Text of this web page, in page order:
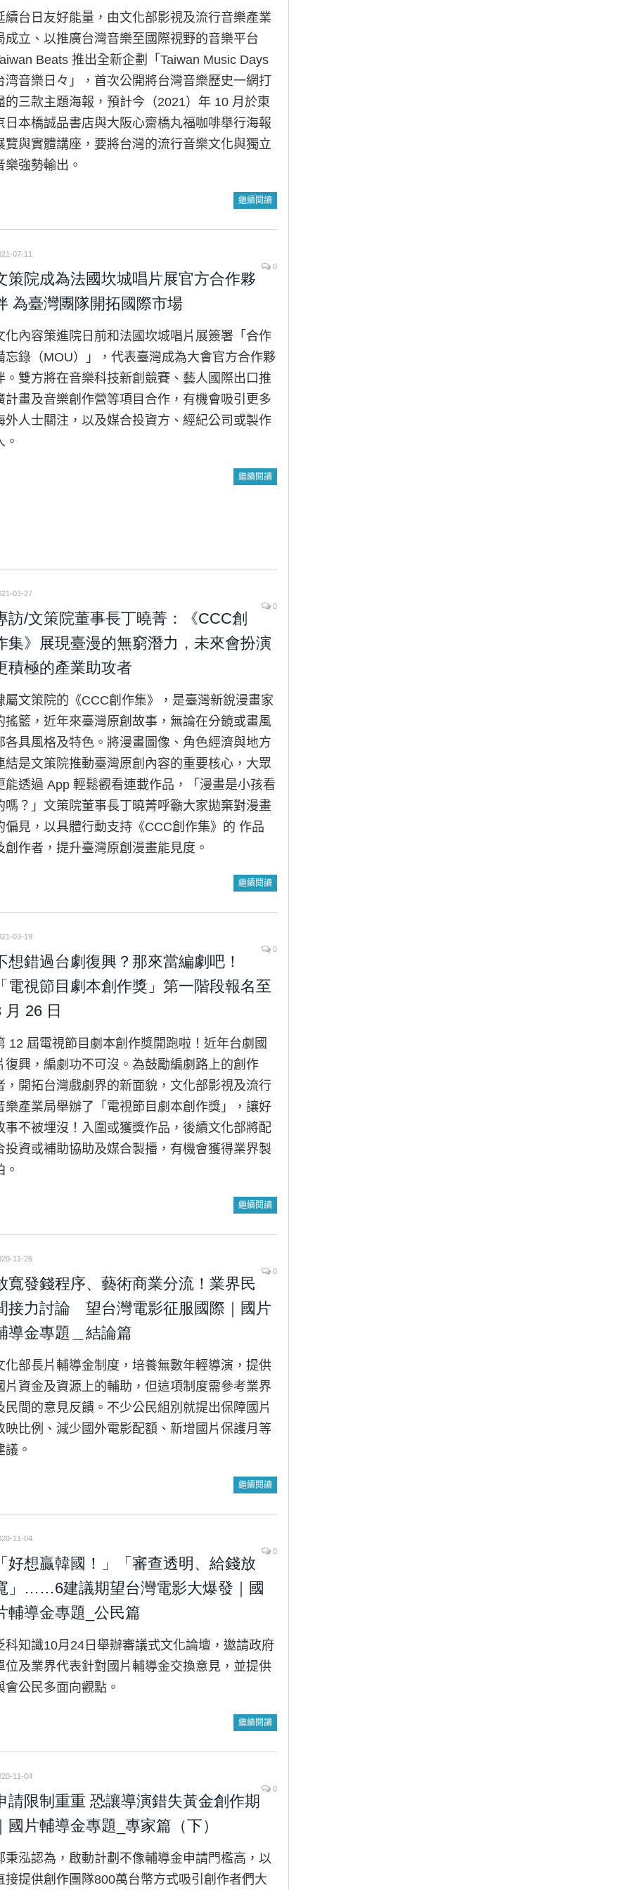
續台日友好能量，由文化部影視及流行音樂產業
成立、以推廣台灣音樂至國際視野的音樂平台
Beats 推出全新企劃「Taiwan Music Days
湾音樂日々」，首次公開將台灣音樂歷史一網打
的三款主題海報，預計今（2021）年 10 月於東
日本橋誠品書店與大阪心齋橋丸福咖啡舉行海報
覽與實體講座，要將台灣的流行音樂文化與獨立
樂強勢輸出。
繼續閱讀
07-11
0
策院成為法國坎城唱片展官方合作夥
為臺灣團隊開拓國際市場
化內容策進院日前和法國坎城唱片展簽署「合作
忘錄（MOU）」，代表臺灣成為大會官方合作夥
。雙方將在音樂科技新創競賽、藝人國際出口推
計畫及音樂創作營等項目合作，有機會吸引更多
外人士關注，以及媒合投資方、經紀公司或製作
。
繼續閱讀
03-27
0
訪/文策院董事長丁曉菁：《CCC創
集》展現臺漫的無窮潛力，未來會扮演
積極的產業助攻者
屬文策院的《CCC創作集》，是臺灣新銳漫畫家
搖籃，近年來臺灣原創故事，無論在分鏡或畫風
各具風格及特色。將漫畫圖像、角色經濟與地方
結是文策院推動臺灣原創內容的重要核心，大眾
能透過 App 輕鬆觀看連載作品，「漫畫是小孩看
嗎？」文策院董事長丁曉菁呼籲大家拋棄對漫畫
偏見，以具體行動支持《CCC創作集》的 作品
創作者，提升臺灣原創漫畫能見度。
繼續閱讀
03-19
0
想錯過台劇復興？那來當編劇吧！
電視節目劇本創作獎」第一階段報名至
月 26 日
12 屆電視節目劇本創作獎開跑啦！近年台劇國
復興，編劇功不可沒。為鼓勵編劇路上的創作
，開拓台灣戲劇界的新面貌，文化部影視及流行
樂產業局舉辦了「電視節目劇本創作獎」，讓好
事不被埋沒！入圍或獲獎作品，後續文化部將配
投資或補助協助及媒合製播，有機會獲得業界製
。
繼續閱讀
11-26
0
寬發錢程序、藝術商業分流！業界民
接力討論 望台灣電影征服國際｜國片
導金專題＿結論篇
化部長片輔導金制度，培養無數年輕導演，提供
片資金及資源上的輔助，但這項制度需參考業界
民間的意見反饋。不少公民組別就提出保障國片
映比例、減少國外電影配額、新增國片保護月等
議。
繼續閱讀
11-04
0
好想贏韓國！」「審查透明、給錢放
」……6建議期望台灣電影大爆發｜國
輔導金專題_公民篇
科知識10月24日舉辦審議式文化論壇，邀請政府
位及業界代表針對國片輔導金交換意見，並提供
會公民多面向觀點。
繼續閱讀
11-04
0
請限制重重 恐讓導演錯失黃金創作期
國片輔導金專題_專家篇（下）
秉泓認為，啟動計劃不像輔導金申請門檻高，以
接提供創作團隊800萬台幣方式吸引創作者們大